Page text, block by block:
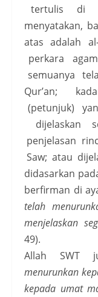
tertulis di
menyatakan,
atas adalah
perkara
semuanya
Qur’an;
(petunjuk)
dijelaskan
penjelasan
Saw; atau
didasarkan
berfirman di
telah
menjelaskan
49).
Allah SWT
menurunkan
kepada umat